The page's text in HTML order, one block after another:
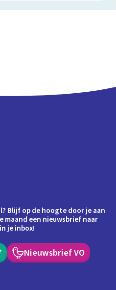
Blijf op de hoogte door je aan
maand een nieuwsbrief naar
je inbox!
Nieuwsbrief VO